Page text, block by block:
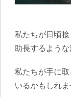
私たちが日頃
助長するよう
私たちが手に
いるかもしれま